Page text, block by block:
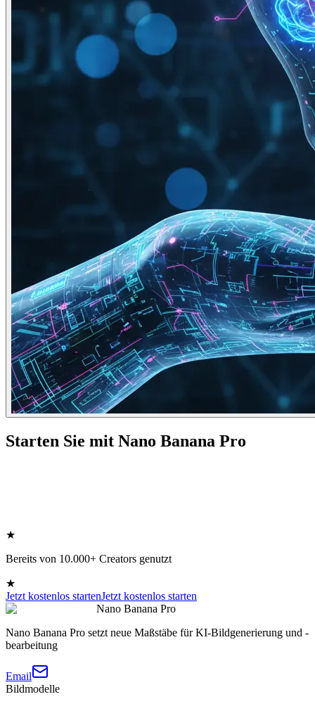
Starten Sie mit Nano Banana Pro
★
Bereits von 10.000+ Creators genutzt
★
Jetzt kostenlos startenJetzt kostenlos starten
Nano Banana Pro
Nano Banana Pro setzt neue Maßstäbe für KI-Bildgenerierung und -
bearbeitung
Email
Bildmodelle